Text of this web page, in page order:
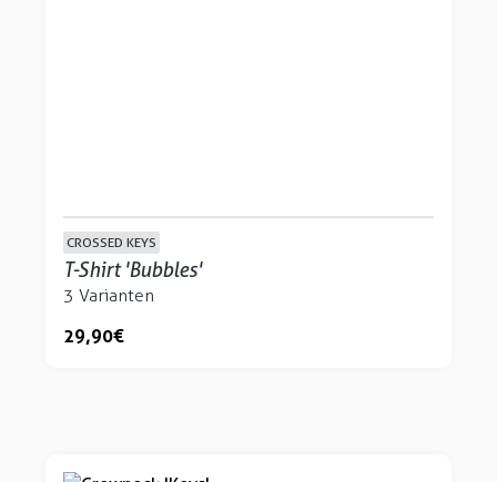
CROSSED KEYS
T-Shirt 'Bubbles'
3 Varianten
29,90 €